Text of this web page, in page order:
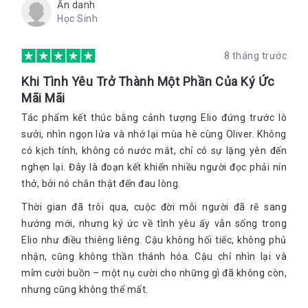
em, dù chỉ là vui đùa, hoặc là thoáng nghĩ lại, những điều
này có ý nghĩa biết bao với em khi ta từng bên nhau, và
anh, và gọi em bằng tên anh”
Nó chứa đựng một chút gì đó đẹp đẽ mơ hồ, một sự tuyệt vọng
của cái bất lực ngoài tầm với, một chút yêu thương thầm kín
đầy sâu lắng, nhẹ nhàng. Và nó khiến ta bật khóc!
“Call me by your name – Gọi em bằng tên anh” là cuốn tiểu
thuyết của nhà văn André Acimen người Mỹ. Cuốn tiểu thuyết
kể về cuộc tình đầy cảm hứng giữa chàng thiếu niên 17 tuổi
người Ý- Elio với anh chàng sinh viên 24 tuổi người Mỹ - Oliver
trong một mùa hè đầy nắng và gió của vùng thôn quê phía
bắc nước Ý. Oliver là sinh viên năm cuối Đại Học Colombo đã
đến thuê trọ nhà Elio để nhờ bố của Elio là giáo sư Đại Học sẽ
giúp anh hoàn thành cuốn sách nghiên cứu về Socrates. Và
tình cảm đã chớm nở giữa hai con người tưởng chừng như ở
hai thái cực và chẳng bao giờ sẽ đến được với nhau. Câu
chuyện diễn ra vào những thập niên 80, nhưng vượt lên trên
những định kiến xã hội, vượt lên trên những rào cản về mặt
Phần 1: Nếu không phải bây giờ thì khi nào?
Sáu tháng mùa hè là khoảng thời gian hai con người đó được
ở cùng nhau, nhưng thực sự họ chỉ bên nhau được hai tháng!
Ẩn danh
Học Sinh
8 tháng trước
Khi Tình Yêu Trở Thành Một Phần Của Ký Ức
Mãi Mãi
Tác phẩm kết thúc bằng cảnh tượng Elio đứng trước lò
sưởi, nhìn ngọn lửa và nhớ lại mùa hè cùng Oliver. Không
có kịch tính, không có nước mắt, chỉ có sự lặng yên đến
nghẹn lại. Đây là đoạn kết khiến nhiều người đọc phải nín
thở, bởi nó chân thật đến đau lòng.
Thời gian đã trôi qua, cuộc đời mỗi người đã rẽ sang
hướng mới, nhưng ký ức về tình yêu ấy vẫn sống trong
Elio như điều thiêng liêng. Cậu không hối tiếc, không phủ
nhận, cũng không thần thánh hóa. Cậu chỉ nhìn lại và
mỉm cười buồn – một nụ cười cho những gì đã không còn,
nhưng cũng không thể mất.